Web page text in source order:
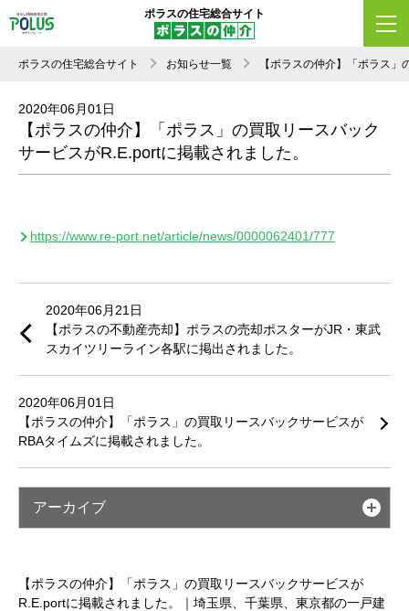
ポラスの住宅総合サイト
ポラスの住宅総合サイト お知らせ一覧 【ポラスの仲介】「ポラス
2020年06月01日
【ポラスの仲介】「ポラス」の買取リースバック
サービスがR.E.portに掲載されました。
https://www.re-port.net/article/news/0000062401/777
2020年06月21日
【ポラスの不動産売却】ポラスの売却ポスターがJR・東武
スカイツリーライン各駅に掲出されました。
2020年06月01日
【ポラスの仲介】「ポラス」の買取リースバックサービスが
RBAタイムズに掲載されました。
アーカイブ
【ポラスの仲介】「ポラス」の買取リースバックサービスが
R.E.portに掲載されました。｜埼玉県、千葉県、東京都の一戸建